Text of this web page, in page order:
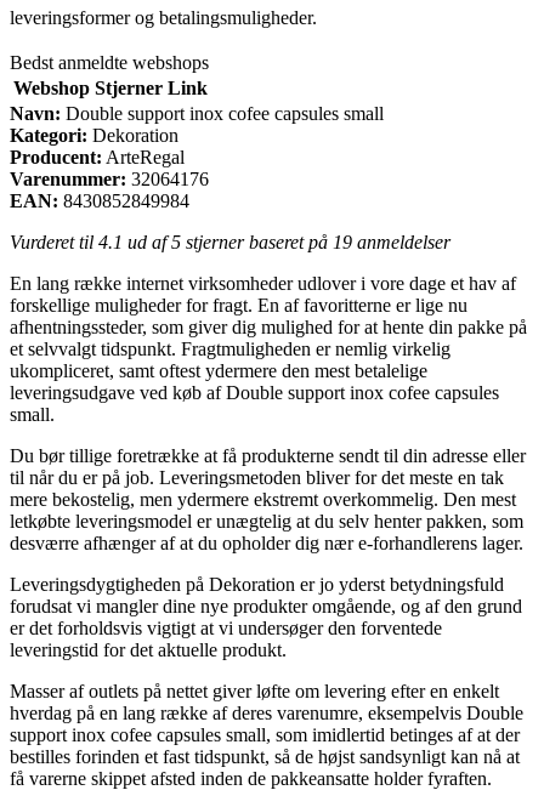
leveringsformer og betalingsmuligheder.
Bedst anmeldte webshops
Webshop Stjerner Link
Navn: Double support inox cofee capsules small
Kategori: Dekoration
Producent: ArteRegal
Varenummer: 32064176
EAN: 8430852849984
Vurderet til 4.1 ud af 5 stjerner baseret på 19 anmeldelser
En lang række internet virksomheder udlover i vore dage et hav af
forskellige muligheder for fragt. En af favoritterne er lige nu
afhentningssteder, som giver dig mulighed for at hente din pakke på
et selvvalgt tidspunkt. Fragtmuligheden er nemlig virkelig
ukompliceret, samt oftest ydermere den mest betalelige
leveringsudgave ved køb af Double support inox cofee capsules
small.
Du bør tillige foretrække at få produkterne sendt til din adresse eller
til når du er på job. Leveringsmetoden bliver for det meste en tak
mere bekostelig, men ydermere ekstremt overkommelig. Den mest
letkøbte leveringsmodel er unægtelig at du selv henter pakken, som
desværre afhænger af at du opholder dig nær e-forhandlerens lager.
Leveringsdygtigheden på Dekoration er jo yderst betydningsfuld
forudsat vi mangler dine nye produkter omgående, og af den grund
er det forholdsvis vigtigt at vi undersøger den forventede
leveringstid for det aktuelle produkt.
Masser af outlets på nettet giver løfte om levering efter en enkelt
hverdag på en lang række af deres varenumre, eksempelvis Double
support inox cofee capsules small, som imidlertid betinges af at der
bestilles forinden et fast tidspunkt, så de højst sandsynligt kan nå at
få varerne skippet afsted inden de pakkeansatte holder fyraften.